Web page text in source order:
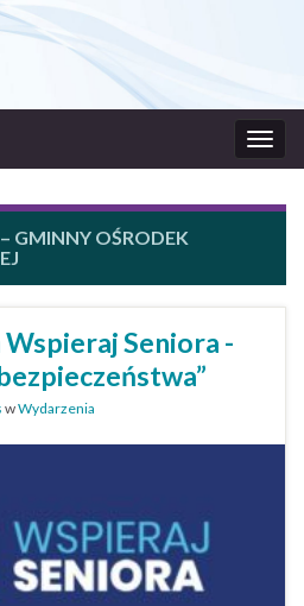
GMINNY OŚRODEK
Seniora -
wWydarzenia